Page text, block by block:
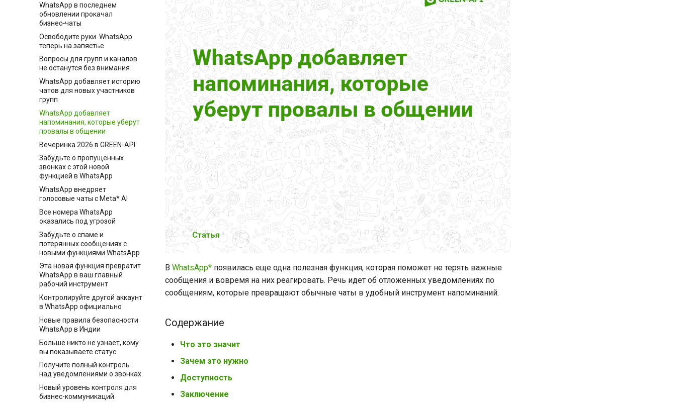
WhatsApp в последнем
обновлении прокачал
бизнес‑чаты
Освободите руки. WhatsApp
теперь на запястье
Вопросы для групп и каналов
не останутся без внимания
WhatsApp добавляет историю
чатов для новых участников
групп
WhatsApp добавляет
напоминания, которые уберут
провалы в общении
Вечеринка 2026 в GREEN-API
Забудьте о пропущенных
звонках с этой новой
функцией в WhatsApp
WhatsApp внедряет
голосовые чаты с Meta* AI
Все номера WhatsApp
оказались под угрозой
Забудьте о спаме и
потерянных сообщениях с
новыми функциями WhatsApp
Эта новая функция превратит
WhatsApp в ваш главный
рабочий инструмент
Контролируйте другой аккаунт
в WhatsApp официально
Новые правила безопасности
WhatsApp в Индии
Больше никто не узнает, кому
вы показываете статус
Получите полный контроль
над уведомлениями о звонках
Новый уровень контроля для
бизнес-коммуникаций
В WhatsApp* появилась еще одна полезная функция, которая поможет не терять важные
сообщения и вовремя на них реагировать. Речь идет об отложенных уведомлениях по
сообщениям, которые превращают обычные чаты в удобный инструмент напоминаний.
Содержание
Что это значит
Зачем это нужно
Доступность
Заключение